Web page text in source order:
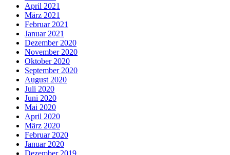
April 2021
März 2021
Februar 2021
Januar 2021
Dezember 2020
November 2020
Oktober 2020
September 2020
August 2020
Juli 2020
Juni 2020
Mai 2020
April 2020
März 2020
Februar 2020
Januar 2020
Dezember 2019